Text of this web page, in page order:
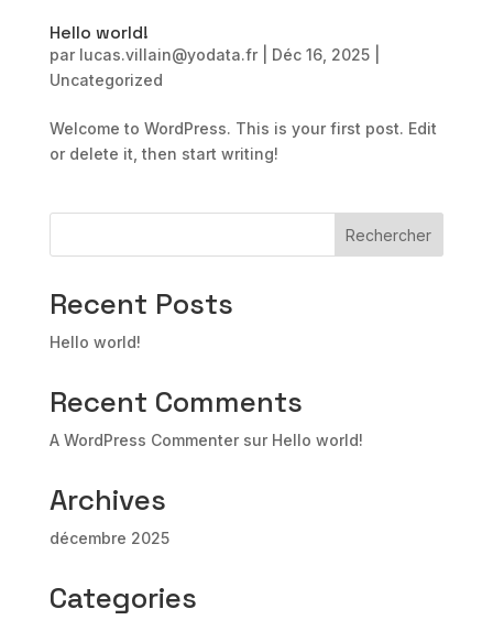
Hello world!
par lucas.villain@yodata.fr| Déc 16, 2025|
Uncategorized
Welcome to WordPress. This is your first post. Edit
or delete it, then start writing!
Rechercher
Recent Posts
Hello world!
Recent Comments
A WordPress Commentersur Hello world!
Archives
décembre 2025
Categories